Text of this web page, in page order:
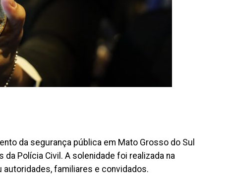
da segurança pública em Mato Grosso do Sul
Polícia Civil. A solenidade foi realizada na
autoridades, familiares e convidados.